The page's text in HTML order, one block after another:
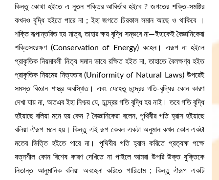
কিন্তু কোথা হইতে এ নূতন শক্তির আবির্ভাব হইবে ? জগতের শক্তি-সমষ্টির
কখনও বৃদ্ধি হইতে পারে না ; ইহা জগতে চিরকাল সমান আছে ও থাকিবে ।
শক্তি রূপান্তরিত হয় মাত্র, তাহার ক্ষয় বৃদ্ধি সম্ভবে না—ইহাকেই বৈজ্ঞানিকেরা
শক্তিসংরক্ষণ (Conservation of Energy) কহেন। এরূপ না হইলে
প্রাকৃতিক নিয়মাবলী নিত্য সমান ভাবে রক্ষিত হইত না, তাহাতে বৈলক্ষণ্য হইত
প্রাকৃতিক নিয়মের নিত্যতার (Uniformity of Natural Laws) উপরেই
সমস্ত বিজ্ঞান শাস্ত্র অবস্থিত। এবং যেহেতু চন্দ্রের গতি-বৃদ্ধির কোন কারণ
দেখা যায় না, অতএব ইহা নিশ্চয় যে, চন্দ্রের গতি বৃদ্ধি হয় নাই। তবে গতি বৃদ্ধি
হইয়াছে বলিয়া মনে হয় কেন ? বৈজ্ঞানিকেরা বলেন, পৃথিবীর গতি হ্রাস হইয়াছে
বলিয়া ঐরূপ মনে হয়। কিন্তু এই রূপ কেবল একটা অনুমান কখন কোন একটা
মতের ভিত্তি হইতে পারে না। পৃথিবীর গতি হ্রাস করিতে প্রত্যক্ষ পক্ষে
যত্নশীল কোন বিশেষ কারণ দেখিতে না পাইলে আমরা উপরি উক্ত যুক্তিকে
নিতান্ত আনুমানিক বলিয়া অবহেলা করিতে পারিতাম ; কিন্তু ঐরূপ একটি